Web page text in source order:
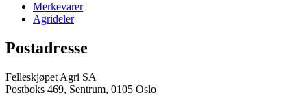
Merkevarer
Agrideler
Postadresse
Felleskjøpet Agri SA
Postboks 469, Sentrum, 0105 Oslo